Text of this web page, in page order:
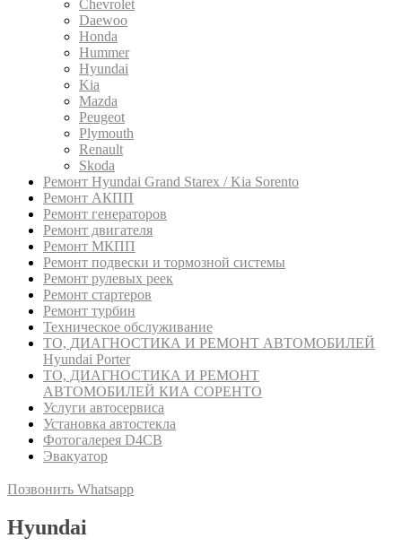
Chevrolet
Daewoo
Honda
Hummer
Hyundai
Kia
Mazda
Peugeot
Plymouth
Renault
Skoda
Ремонт Hyundai Grand Starex / Kia Sorento
Ремонт АКПП
Ремонт генераторов
Ремонт двигателя
Ремонт МКПП
Ремонт подвески и тормозной системы
Ремонт рулевых реек
Ремонт стартеров
Ремонт турбин
Техническое обслуживание
ТО, ДИАГНОСТИКА И РЕМОНТ АВТОМОБИЛЕЙ
Hyundai Porter
ТО, ДИАГНОСТИКА И РЕМОНТ
АВТОМОБИЛЕЙ КИА СОРЕНТО
Услуги автосервиса
Установка автостекла
Фотогалерея D4CB
Эвакуатор
Позвонить Whatsapp
Hyundai